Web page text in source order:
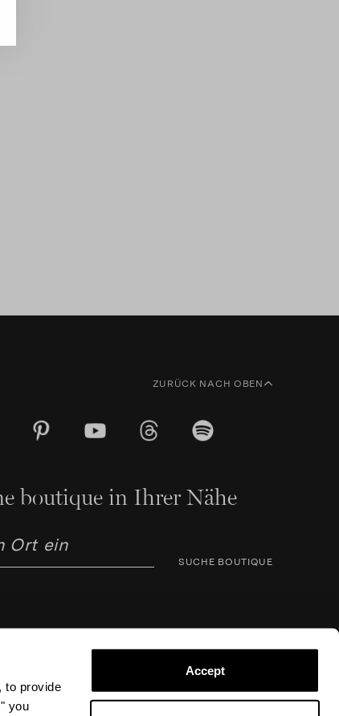
to provide
you
Accept
ZURÜCK NACH OBEN
boutique in Ihrer Nähe
SUCHE BOUTIQUE
8, 50123 Florenz (FI), Italien – USt-IdNr.